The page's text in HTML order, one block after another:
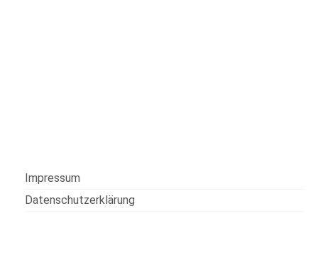
Impressum
Datenschutzerklärung